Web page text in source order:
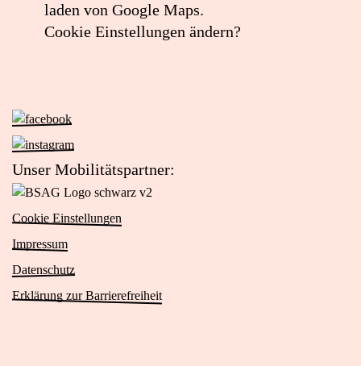
laden von Google Maps.
Cookie Einstellungen ändern?
Zur
Facebook-
Seite
von
Das
Viertel
in
neuem
Tab)
Zur
Seite
von
Das
Viertel
in
neuem
Unser Mobilitätspartner:
v2
Cookie Einstellungen
Impressum
Datenschutz
Erklärung zur Barrierefreiheit